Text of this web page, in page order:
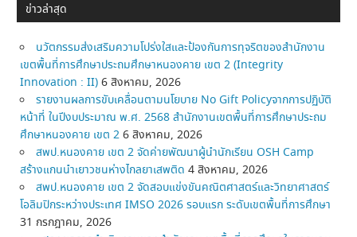
ข่าวล่าสุด
นวัตกรรมส่งเสริมความโปร่งใสและป้องกันการทุจริตของสำนักงาน
เขตพื้นที่การศึกษาประถมศึกษาหนองคาย เขต 2 (Integrity
Innovation : II) 6 สิงหาคม, 2026
รายงานผลการขับเคลื่อนตามนโยบาย No Gift Policyจากการปฏิบัติ
หน้าที่ ในปีงบประมาณ พ.ศ. 2568 สำนักงานเขตพื้นที่การศึกษาประถม
ศึกษาหนองคาย เขต 2 6 สิงหาคม, 2026
สพป.หนองคาย เขต 2 จัดค่ายพัฒนาผู้นำนักเรียน OSH Camp
สร้างแกนนำเยาวชนห่างไกลยาเสพติด 4 สิงหาคม, 2026
สพป.หนองคาย เขต 2 จัดสอบแข่งขันคณิตศาสตร์และวิทยาศาสตร์
โอลิมปิกระหว่างประเทศ IMSO 2026 รอบแรก ระดับเขตพื้นที่การศึกษา
31 กรกฎาคม, 2026